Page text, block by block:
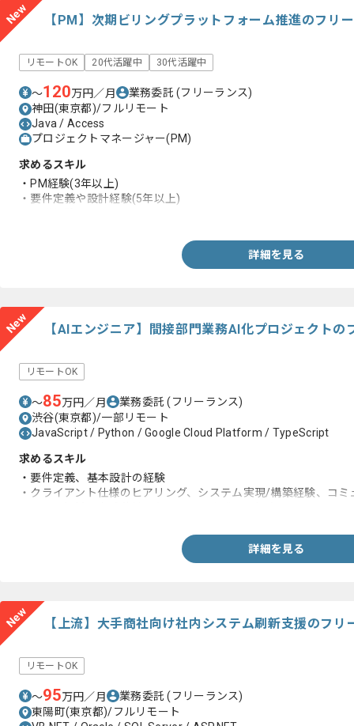
New 【PM】次期ビリングプラットフォーム推進のフリ
リモートOK 20代活躍中 30代活躍中
〜120万円／月 業務委託(フリーランス)
神田(東京都)/フルリモート
Java / Access
プロジェクトマネージャー(PM)
求めるスキル
・PM経験(3年以上)
・要件定義や設計経験(5年以上)
詳細を見る
New 【AIエンジニア】間接部門業務AI化プロジェクト
リモートOK
〜85万円／月 業務委託(フリーランス)
渋谷(東京都)/一部リモート
JavaScript / Python / Google Cloud Platform / TypeScript
求めるスキル
・要件定義、基本設計の経験
・クライアント仕様のヒアリング、システム実現/構築経験、コ
詳細を見る
New 【上流】大手商社向け社内システム刷新支援のフリ
リモートOK
〜95万円／月 業務委託(フリーランス)
東陽町(東京都)/フルリモート